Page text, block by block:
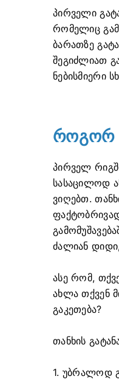
პირველი
რომელიც
ბარათზე
შეგიძლიათ
ნებისმიერი
როგორ
პირველ
სასაცილოდ
ვიღებთ.
ძალიან
ასე რომ,
ახლა თქვენ
გაკეთება?
თანხის
1. უბრალოდ